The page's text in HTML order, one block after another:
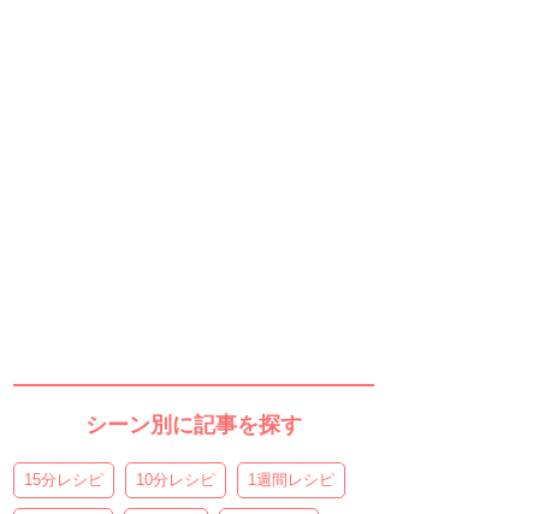
シーン別に記事を探す
15分レシピ 10分レシピ 1週間レシピ